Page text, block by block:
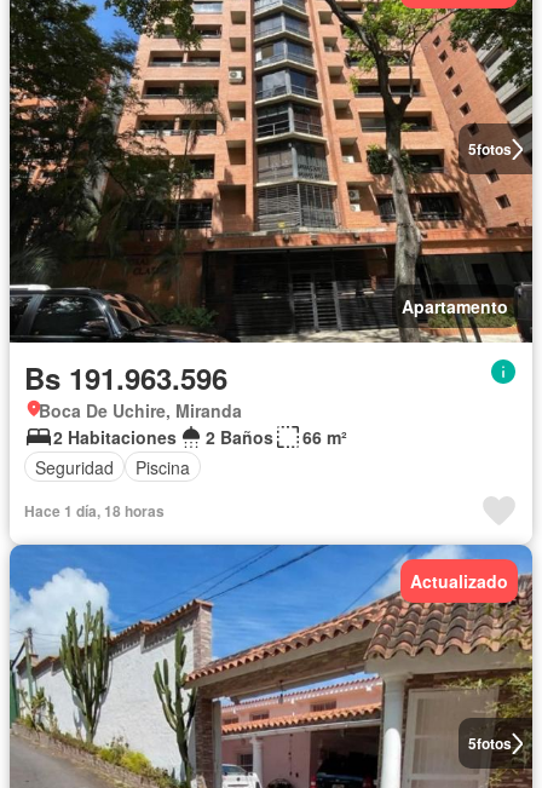
5fotos
Apartamento
Bs 191.963.596
Boca De Uchire, Miranda
2 Habitaciones
2 Baños
66 m²
Seguridad
Piscina
Hace 1 día, 18 horas
5fotos
Actualizado